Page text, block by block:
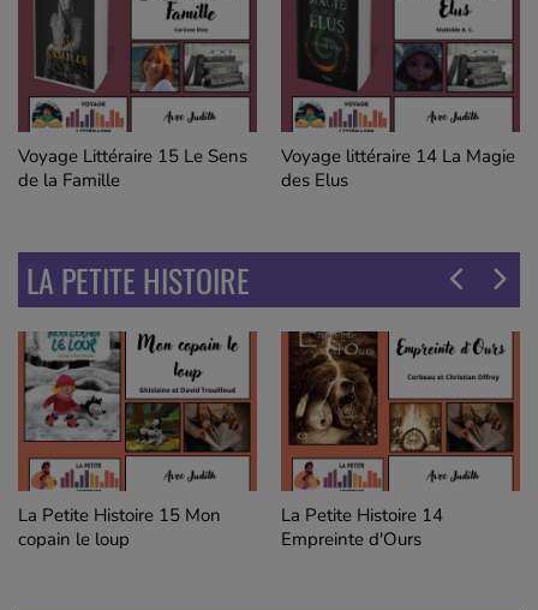
Voyage Littéraire 15 Le Sens
de la Famille
Voyage littéraire 14 La Magie
des Elus
LA PETITE HISTOIRE
La Petite Histoire 15 Mon
copain le loup
La Petite Histoire 14
Empreinte d'Ours